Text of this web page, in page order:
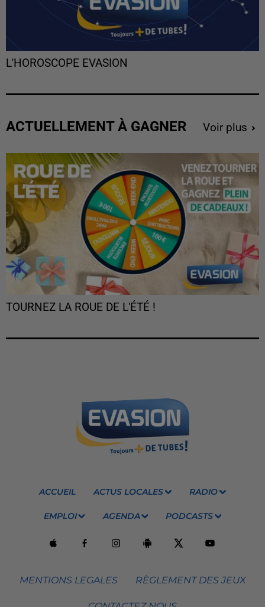
L'HOROSCOPE EVASION
ACTUELLEMENT À GAGNER Voir plus
TOURNEZ LA ROUE DE L'ÉTÉ !
ACCUEIL ACTUS LOCALES RADIO
EMPLOI AGENDA PODCASTS
MENTIONS LEGALES RÈGLEMENT DES JEUX